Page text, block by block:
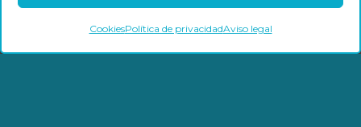
CookiesPolítica de privacidadAviso legal